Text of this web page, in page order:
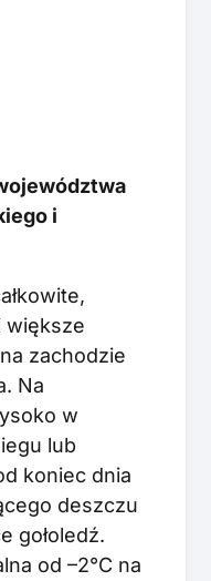
i
większe
zachodzie
Na
w
lub
koniec dnia
deszczu
gołoledź.
od –2°C na